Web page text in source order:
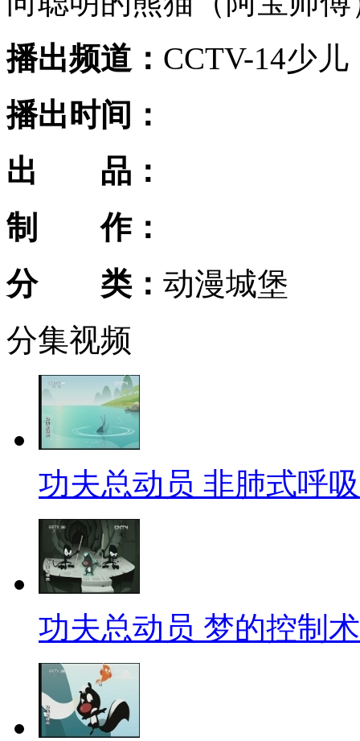
播出频道： CCTV-14少儿
播出时间：
出 品：
制 作：
分 类： 动漫城堡
分集视频
功夫总动员 非肺式呼
功夫总动员 梦的控制